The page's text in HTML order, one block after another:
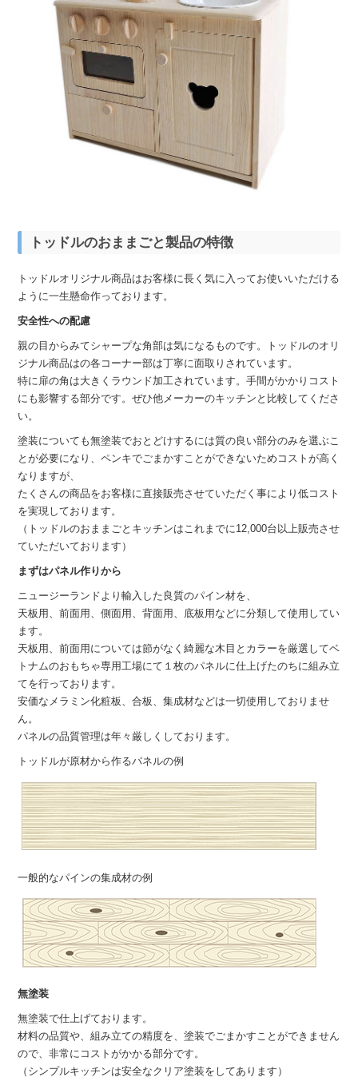
トッドルのおままごと製品の特徴
トッドルオリジナル商品はお客様に長く気に入ってお使いいただける
ように一生懸命作っております。
安全性への配慮
親の目からみてシャープな角部は気になるものです。トッドルのオリ
ジナル商品はの各コーナー部は丁寧に面取りされています。
特に扉の角は大きくラウンド加工されています。手間がかかりコスト
にも影響する部分です。ぜひ他メーカーのキッチンと比較してくださ
い。
塗装についても無塗装でおとどけするには質の良い部分のみを選ぶこ
とが必要になり、ペンキでごまかすことができないためコストが高く
なりますが、
たくさんの商品をお客様に直接販売させていただく事により低コスト
を実現しております。
（トッドルのおままごとキッチンはこれまでに12,000台以上販売させ
ていただいております）
まずはパネル作りから
ニュージーランドより輸入した良質のパイン材を、
天板用、前面用、側面用、背面用、底板用などに分類して使用してい
ます。
天板用、前面用については節がなく綺麗な木目とカラーを厳選してベ
トナムのおもちゃ専用工場にて１枚のパネルに仕上げたのちに組み立
てを行っております。
安価なメラミン化粧板、合板、集成材などは一切使用しておりませ
ん。
パネルの品質管理は年々厳しくしております。
トッドルが原材から作るパネルの例
一般的なパインの集成材の例
無塗装
無塗装で仕上げております。
材料の品質や、組み立ての精度を、塗装でごまかすことができません
ので、非常にコストがかかる部分です。
（シンプルキッチンは安全なクリア塗装をしてあります）